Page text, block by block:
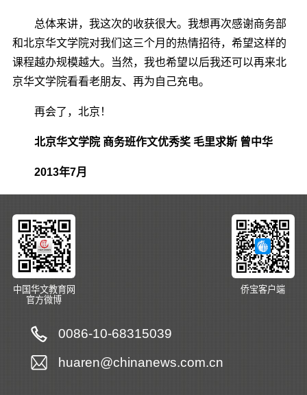
总体来讲，我这次的收获很大。我想再次感谢商务部
和北京华文学院对我们这三个月的热情招待，希望这样的
课程越办规模越大。当然，我也希望以后我还可以再来北
京华文学院看看老朋友、再为自己充电。
再会了，北京！
北京华文学院 商务班作文优秀奖 毛里求斯 曾中华
2013年7月
中国华文教育网
官方微博
侨宝客户端
0086-10-68315039
huaren@chinanews.com.cn